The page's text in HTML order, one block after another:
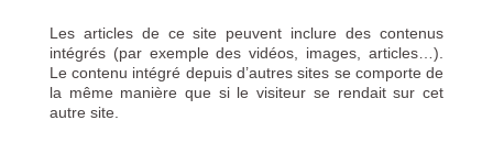
Les articles de ce site peuvent inclure des contenus
intégrés (par exemple des vidéos, images, articles…).
Le contenu intégré depuis d’autres sites se comporte de
la même manière que si le visiteur se rendait sur cet
autre site.